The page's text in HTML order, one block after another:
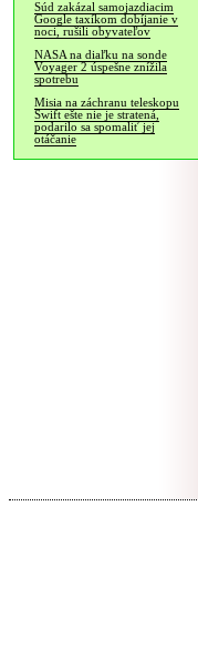
Súd zakázal samojazdiacim
Google taxíkom dobíjanie v
noci, rušili obyvateľov
NASA na diaľku na sonde
Voyager 2 úspešne znížila
spotrebu
Misia na záchranu teleskopu
Swift ešte nie je stratená,
podarilo sa spomaliť jej
otáčanie